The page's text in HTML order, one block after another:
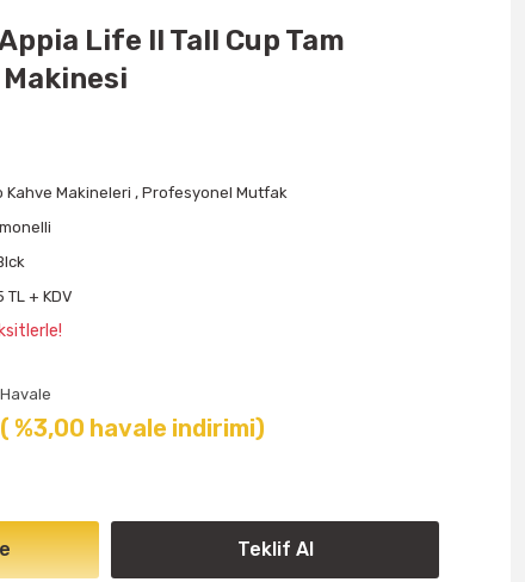
Life II Tall Cup Tam
Kahve Makineleri ,Profesyonel Mutfak
TL + KDV
Havale
( %3,00 havale indirimi)
Teklif Al